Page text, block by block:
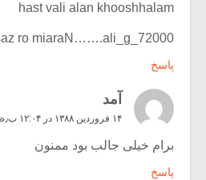
hast vali alan khooshhalam
ro miaraN…….ali_g_72000
پاسخ
آمد
۱۴ فروردین ۱۳۸۸ در ۱۲:۰۴ ب٫ظ
برام خیلی جالب بود ممنون
پاسخ